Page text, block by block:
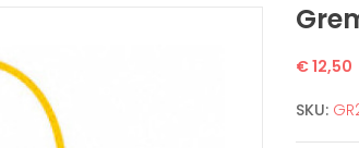
€ 12,50
SKU: